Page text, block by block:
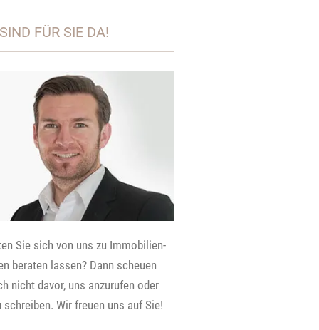
FÜR SIE DA!
Sie sich von uns zu Immobilien-
beraten lassen? Dann scheuen
nicht davor, uns anzurufen oder
schreiben. Wir freuen uns auf Sie!